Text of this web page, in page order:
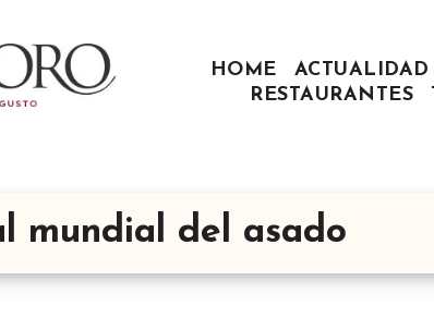
HOME ACTUALIDAD
RESTAURANTES
mundial del asado